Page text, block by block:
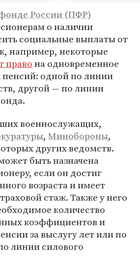
России (ПФР)
о наличии
социальные выплаты от
например, некоторые
правона одновременное
пенсий: одной по линии
другой — по линии
военнослужащих,
, Минобороны,
других ведомств.
быть назначена
если он достиг
возраста и имеет
стаж. Также у него
количество
коэффициентов и
за выслугу лет или по
линии силового